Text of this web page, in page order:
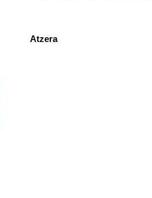
Atzera